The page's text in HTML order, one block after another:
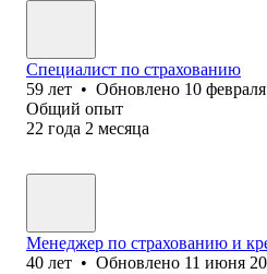
Специалист по страхованию
59 лет • Обновлено 10
Общий опыт
22 года 2 месяца
Менеджер по страхованию и
40 лет • Обновлено 11 июня